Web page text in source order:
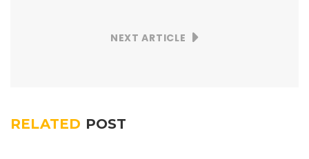
NEXT ARTICLE
RELATED POST